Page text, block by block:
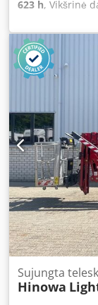
623 h, Vikšrinė
Sujungta
Hinowa